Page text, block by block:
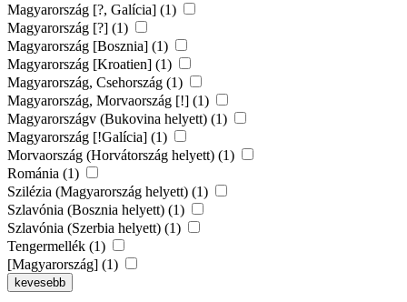
Magyarország [?, Galícia] (1)
Magyarország [?] (1)
Magyarország [Bosznia] (1)
Magyarország [Kroatien] (1)
Magyarország, Csehország (1)
Magyarország, Morvaország [!] (1)
Magyarországv (Bukovina helyett) (1)
Magyarország [!Galícia] (1)
Morvaország (Horvátország helyett) (1)
Románia (1)
Szilézia (Magyarország helyett) (1)
Szlavónia (Bosznia helyett) (1)
Szlavónia (Szerbia helyett) (1)
Tengermellék (1)
[Magyarország] (1)
kevesebb